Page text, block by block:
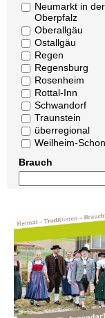
Neumarkt in der
Oberpfalz
Oberallgäu
Ostallgäu
Regen
Regensburg
Rosenheim
Rottal-Inn
Schwandorf
Traunstein
überregional
Weilheim-
Brauch